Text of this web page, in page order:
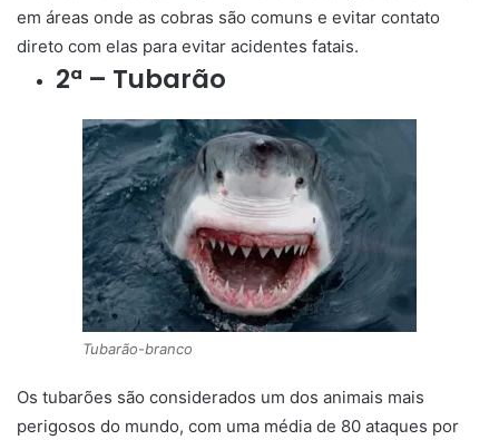
em áreas onde as cobras são comuns e evitar contato
direto com elas para evitar acidentes fatais.
2ª – Tubarão
Tubarão-branco
Os tubarões são considerados um dos animais mais
perigosos do mundo, com uma média de 80 ataques por